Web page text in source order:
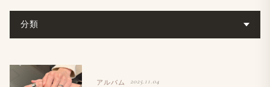
アルバム 2025.11.04
分類